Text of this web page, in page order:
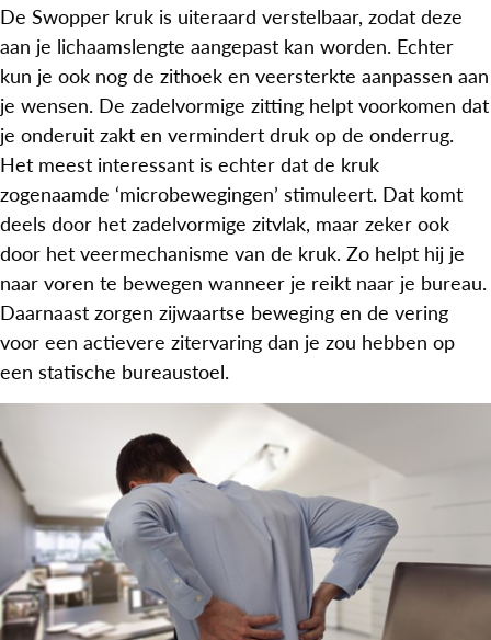
De Swopper kruk is uiteraard verstelbaar, zodat deze
aan je lichaamslengte aangepast kan worden. Echter
kun je ook nog de zithoek en veersterkte aanpassen aan
je wensen. De zadelvormige zitting helpt voorkomen dat
je onderuit zakt en vermindert druk op de onderrug.
Het meest interessant is echter dat de kruk
zogenaamde ‘microbewegingen’ stimuleert. Dat komt
deels door het zadelvormige zitvlak, maar zeker ook
door het veermechanisme van de kruk. Zo helpt hij je
naar voren te bewegen wanneer je reikt naar je bureau.
Daarnaast zorgen zijwaartse beweging en de vering
voor een actievere zitervaring dan je zou hebben op
een statische bureaustoel.